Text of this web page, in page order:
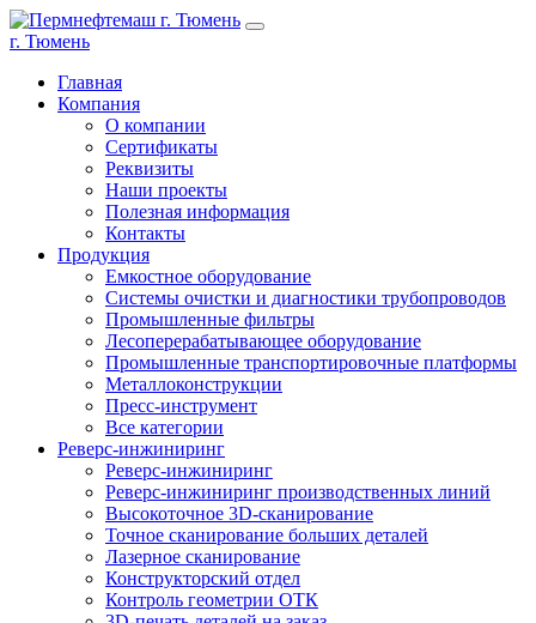
г. Тюмень
Главная
Компания
О компании
Сертификаты
Реквизиты
Наши проекты
Полезная информация
Контакты
Продукция
Емкостное оборудование
Системы очистки и диагностики трубопроводов
Промышленные фильтры
Лесоперерабатывающее оборудование
Промышленные транспортировочные платформы
Металлоконструкции
Пресс-инструмент
Все категории
Реверс-инжиниринг
Реверс-инжиниринг
Реверс-инжиниринг производственных линий
Высокоточное 3D-сканирование
Точное сканирование больших деталей
Лазерное сканирование
Конструкторский отдел
Контроль геометрии ОТК